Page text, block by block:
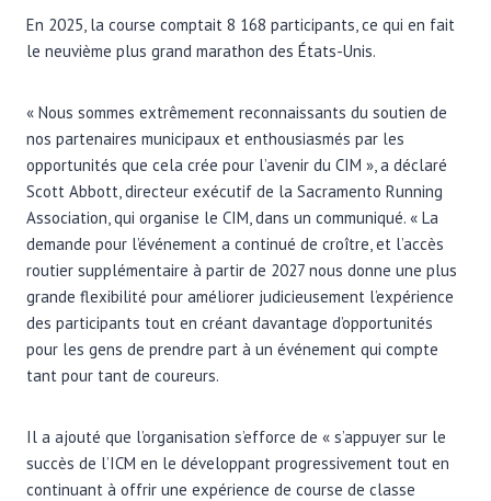
En 2025, la course comptait 8 168 participants, ce qui en fait
le neuvième plus grand marathon des États-Unis.
« Nous sommes extrêmement reconnaissants du soutien de
nos partenaires municipaux et enthousiasmés par les
opportunités que cela crée pour l’avenir du CIM », a déclaré
Scott Abbott, directeur exécutif de la Sacramento Running
Association, qui organise le CIM, dans un communiqué. « La
demande pour l’événement a continué de croître, et l’accès
routier supplémentaire à partir de 2027 nous donne une plus
grande flexibilité pour améliorer judicieusement l’expérience
des participants tout en créant davantage d’opportunités
pour les gens de prendre part à un événement qui compte
tant pour tant de coureurs.
Il a ajouté que l’organisation s’efforce de « s’appuyer sur le
succès de l’ICM en le développant progressivement tout en
continuant à offrir une expérience de course de classe